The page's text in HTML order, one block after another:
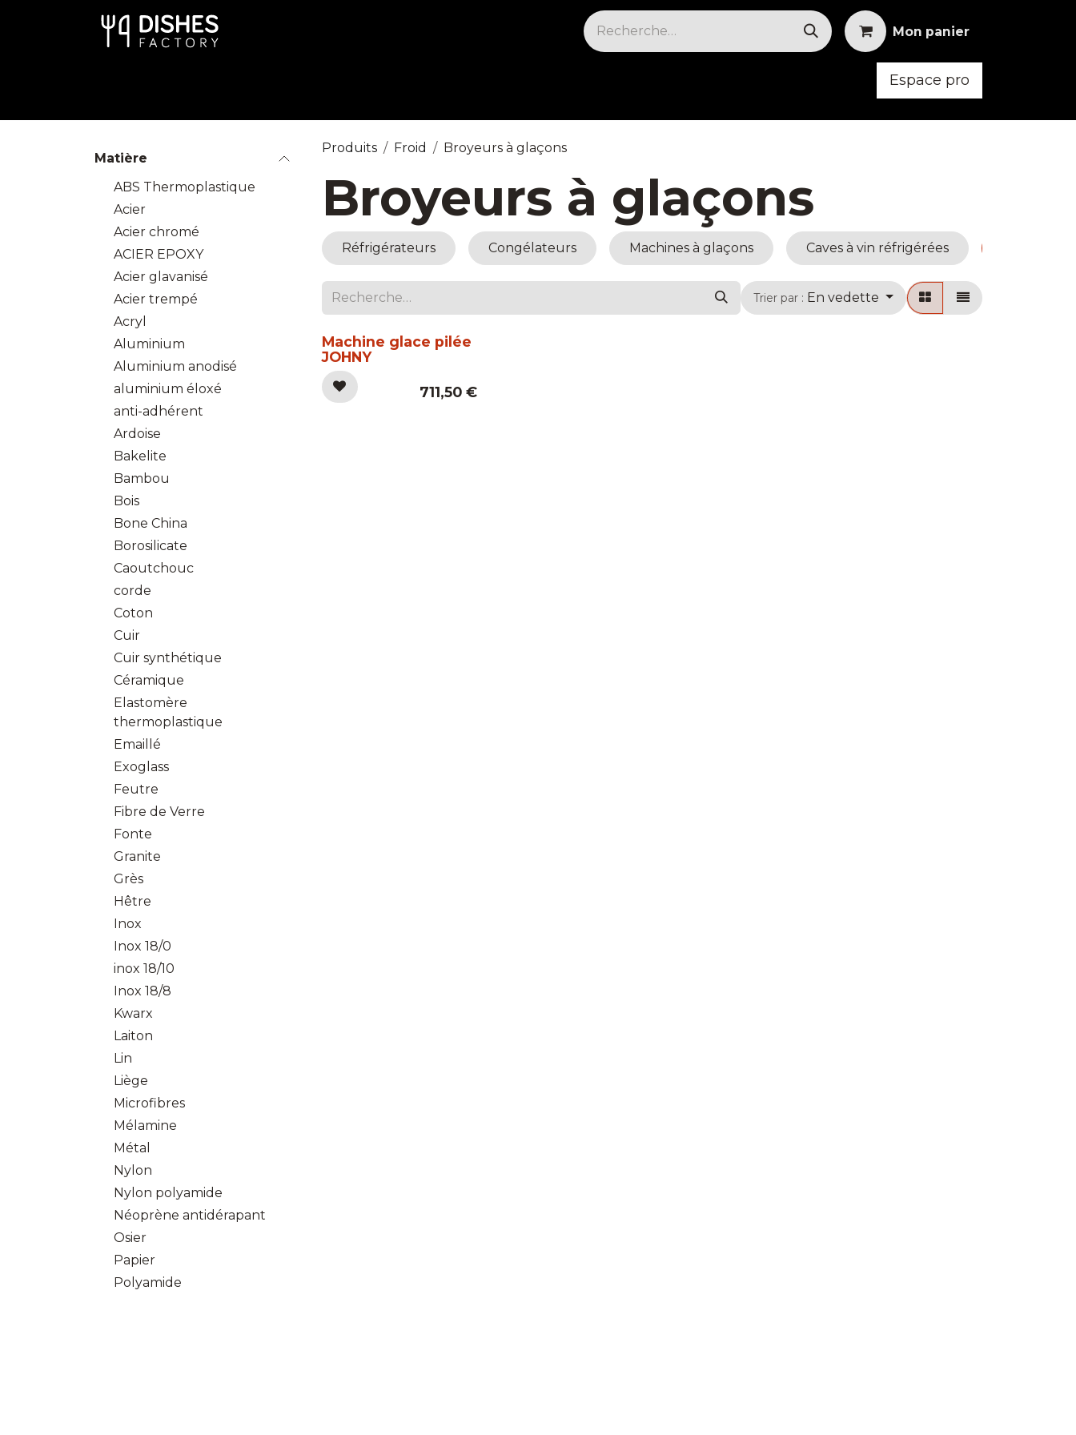
Mon panier
Vêtements
Espace pro
Matière
ABS Thermoplastique
Acier
Acier chromé
ACIER EPOXY
Acier glavanisé
Acier trempé
Acryl
Aluminium
Aluminium anodisé
aluminium éloxé
anti-adhérent
Ardoise
Bakelite
Bambou
Bois
Bone China
Borosilicate
Caoutchouc
corde
Coton
Cuir
Cuir synthétique
Céramique
Elastomère
thermoplastique
Emaillé
Exoglass
Feutre
Fibre de Verre
Fonte
Granite
Grès
Hêtre
Inox
Inox 18/0
inox 18/10
Inox 18/8
Kwarx
Laiton
Lin
Liège
Microfibres
Mélamine
Métal
Nylon
Nylon polyamide
Néoprène antidérapant
Osier
Papier
Polyamide
Produits Froid Broyeurs à glaçons
Broyeurs à glaçons
Réfrigérateurs Congélateurs Machines à glaçons Caves à vin réfrigérées
Trier par : En vedette
Machine glace pilée
JOHNY
711,50 €